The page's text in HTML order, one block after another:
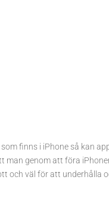
finns i iPhone så kan
man genom att föra
och väl för att underhålla